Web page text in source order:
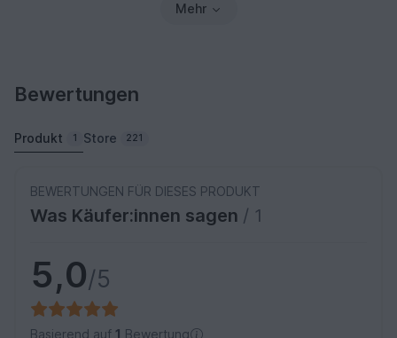
Mehr
Bewertungen
Produkt 1 Store 221
BEWERTUNGEN FÜR DIESES PRODUKT
Was Käufer:innen sagen / 1
5,0/5
Basierend auf 1 Bewertung